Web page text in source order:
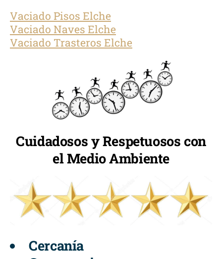
Vaciado Pisos Elche
Vaciado Naves Elche
Vaciado Trasteros Elche
Cuidadosos y Respetuosos con
el Medio Ambiente
Cercanía